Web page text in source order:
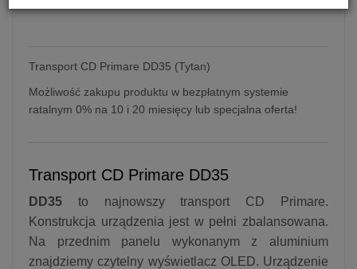
Transport CD Primare DD35 (Tytan)
Możliwość zakupu produktu w bezpłatnym systemie
ratalnym 0% na 10 i 20 miesięcy lub specjalna oferta!
Transport CD Primare DD35
DD35 to najnowszy transport CD Primare.
Konstrukcja urządzenia jest w pełni zbalansowana.
Na przednim panelu wykonanym z aluminium
znajdziemy czytelny wyświetlacz OLED. Urządzenie